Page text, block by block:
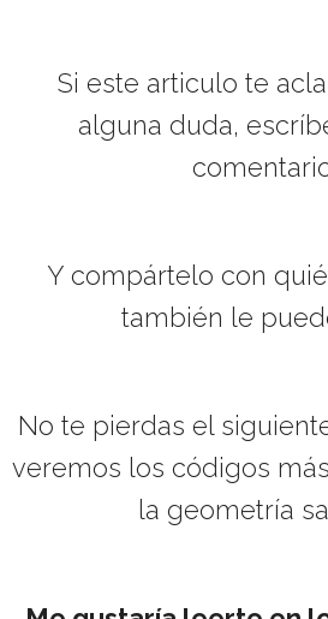
Si este articulo te
alguna duda,
Y compártelo con
también le
No te pierdas el
veremos los códigos
la geometría